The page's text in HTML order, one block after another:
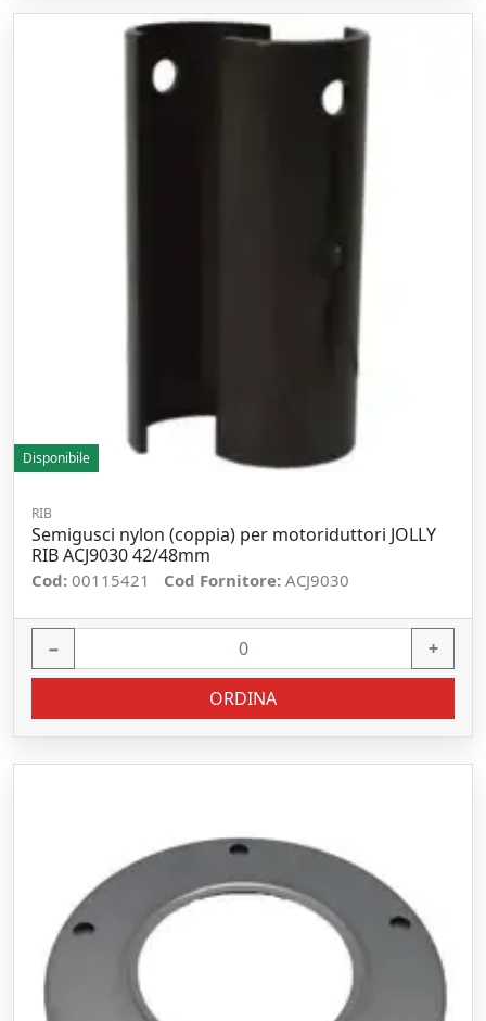
Disponibile
RIB
Semigusci nylon (coppia) per motoriduttori JOLLY
RIB ACJ9030 42/48mm
Cod: 00115421 Cod Fornitore: ACJ9030
− +
ORDINA